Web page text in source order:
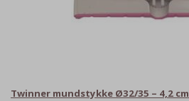
Twinner mundstykke Ø32/35 – 4,2 cm